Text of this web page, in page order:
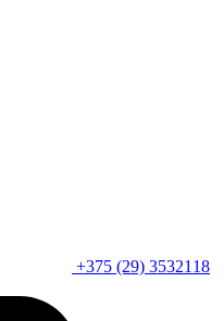
+375 (29) 3532118